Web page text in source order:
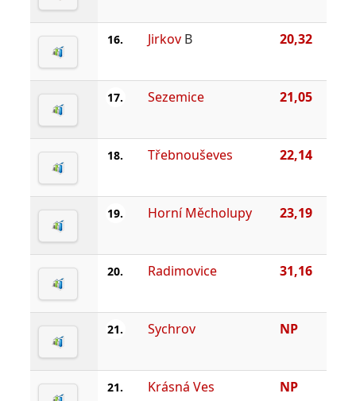
16. JirkovB 20,32
17. Sezemice 21,05
18. Třebnouševes 22,14
19. Horní Měcholupy 23,19
20. Radimovice 31,16
21. Sychrov NP
21. Krásná Ves NP